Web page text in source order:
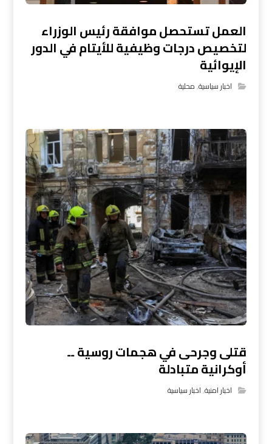
العمل تستحصل موافقة رئيس الوزراء
لتخصيص درجات وظيفية للأيتام في الدور
الإيوائية
اخبار سياسية,محلية
قتلى وجرحى في هجمات روسية ــ
أوكرانية متبادلة
اخبار امنية,اخبار سياسية